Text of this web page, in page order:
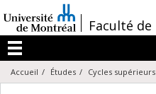
au
contenu
/Faculté
Menu
Accueil Études Cycles supérieurs